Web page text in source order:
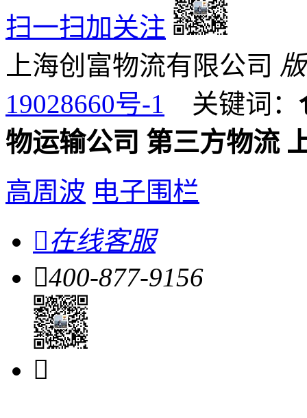
扫一扫加关注
上海创富物流有限公司
19028660号-1 关键词：
物运输公司 第三方物流
高周波 电子围栏
在线客服
400-877-9156
